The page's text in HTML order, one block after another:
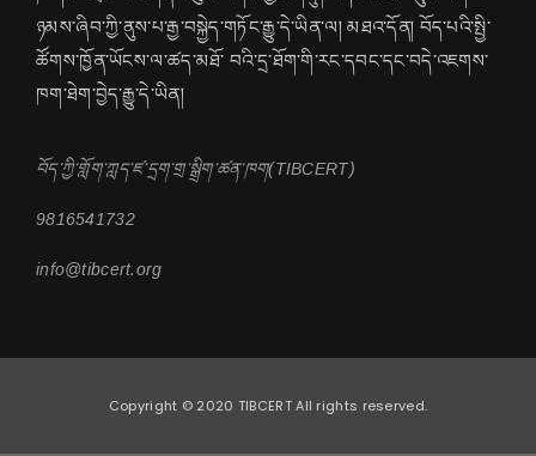
ཉམས་ཞིབ་ཀྱི་ནུས་པ་རྒྱ་བསྐྱེད་གཏོང་རྒྱུ་དེ་ཡིན་ལ། མཐའ་དོན། བོད་པའི་སྤྱི་
ཚོགས་ཁྱོན་ཡོངས་ལ་ཚད་མཐོ་ བའི་དྲ་ཐོག་གི་རང་དབང་དང་བདེ་འཇགས་
ཁག་ཐེག་བྱེད་རྒྱུ་དེ་ཡིན།
བོད་ཀྱི་གློག་ཀླད་ཛ་དྲག་གྲ་སྒྲིག་ཚན་ཁག(TIBCERT)
9816541732
info@tibcert.org
Copyright © 2020 TIBCERT All rights reserved.